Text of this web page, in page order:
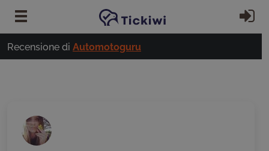
Vai al contenuto principale
Recensione di Automotoguru